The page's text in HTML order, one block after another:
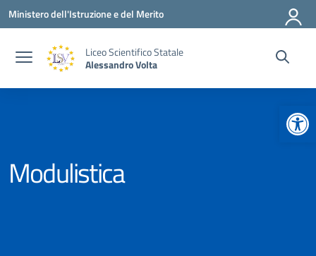
Vai ai contenuti
Vai al menu di navigazione
Vai al footer
Ministero dell'Istruzione e del Merito
Liceo Scientifico Statale
Alessandro Volta
Modulistica